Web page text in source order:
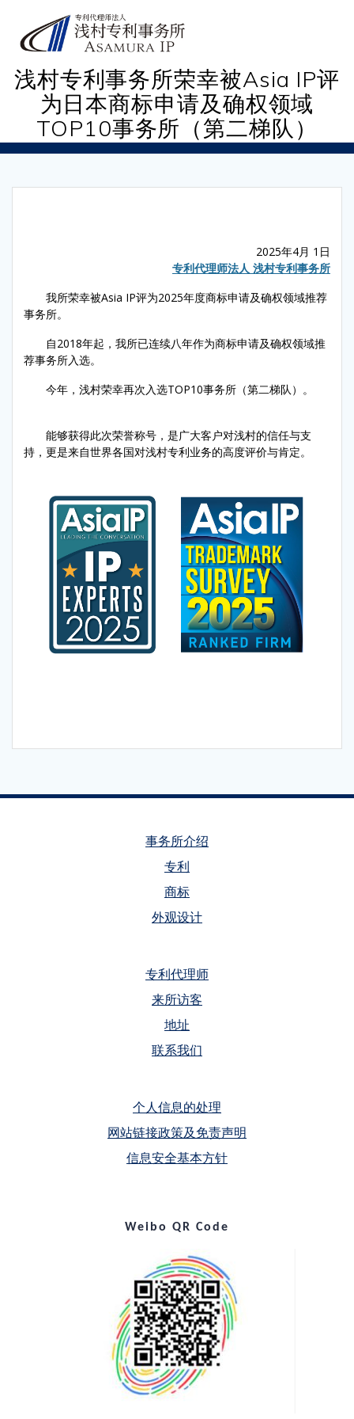
to
content
浅村专利事务所荣幸被Asia IP评
为日本商标申请及确权领域
TOP10事务所（第二梯队）
2025年4月 1日
专利代理师法人 浅村专利事务所
我所荣幸被Asia IP评为2025年度商标申请及确权领域推荐
事务所。
自2018年起，我所已连续八年作为商标申请及确权领域推
荐事务所入选。
今年，浅村荣幸再次入选TOP10事务所（第二梯队）。
能够获得此次荣誉称号，是广大客户对浅村的信任与支
持，更是来自世界各国对浅村专利业务的高度评价与肯定。
navigation
事务所介绍
专利
商标
外观设计
专利代理师
来所访客
地址
联系我们
个人信息的处理
网站链接政策及免责声明
信息安全基本方针
Weibo QR Code